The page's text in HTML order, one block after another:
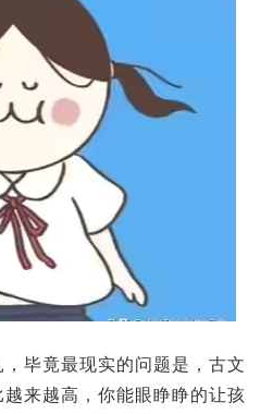
毕竟最现实的问题是，古文
来越高，你能眼睁睁的让孩